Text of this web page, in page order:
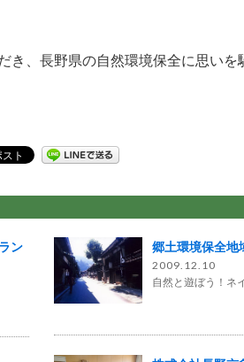
き、長野県の自然環境保全に思いを
ン
郷土環境保全
2009.12.10
自然と遊ぼう！ネ